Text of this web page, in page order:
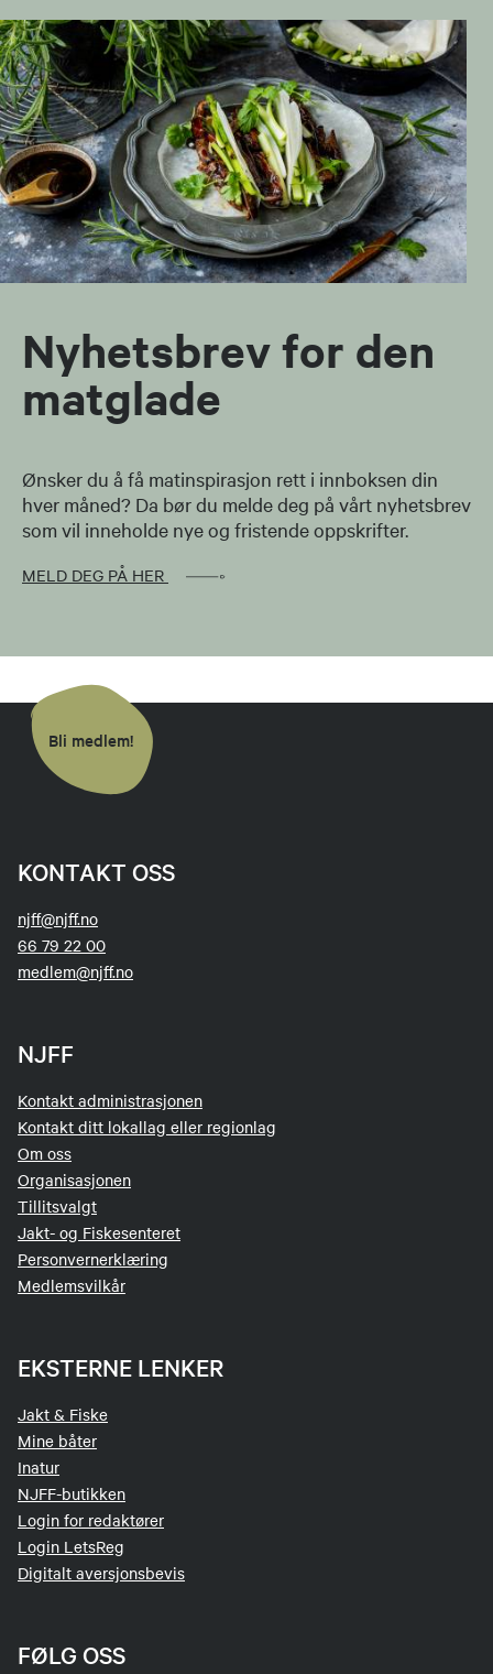
Nyhetsbrev for den
matglade
Ønsker du å få matinspirasjon rett i innboksen din
hver måned? Da bør du melde deg på vårt nyhetsbrev
som vil inneholde nye og fristende oppskrifter.
MELD DEG PÅ HER
Bli medlem!
KONTAKT OSS
njff@njff.no
66 79 22 00
medlem@njff.no
NJFF
Kontakt administrasjonen
Kontakt ditt lokallag eller regionlag
Om oss
Organisasjonen
Tillitsvalgt
Jakt- og Fiskesenteret
Personvernerklæring
Medlemsvilkår
EKSTERNE LENKER
Jakt & Fiske
Mine båter
Inatur
NJFF-butikken
Login for redaktører
Login LetsReg
Digitalt aversjonsbevis
FØLG OSS